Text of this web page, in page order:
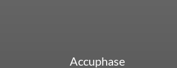
Accuphase